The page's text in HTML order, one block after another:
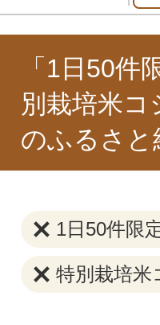
「1日50件
別栽培米コ
のふるさと
1日50件限
特別栽培米